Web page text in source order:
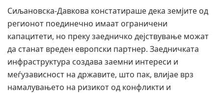
Сиљановска-Давкова констатираше дека земјите од
регионот поединечно имаат ограничени
капацитети, но преку заедничко дејствување можат
да станат вреден европски партнер. Заедничката
инфраструктура создава заемни интереси и
меѓузависност на државите, што пак, влијае врз
намалувањето на ризикот од конфликти и